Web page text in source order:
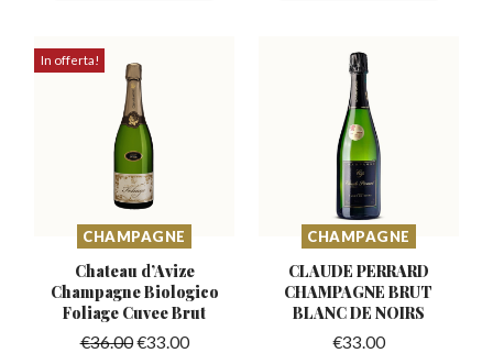
In offerta!
CHAMPAGNE
Chateau d’Avize
ChampagneBiologico
Foliage Cuvee Brut
€36.00€33.00
CHAMPAGNE
CLAUDE PERRARD
CHAMPAGNEBRUT
BLANC DE NOIRS
€33.00